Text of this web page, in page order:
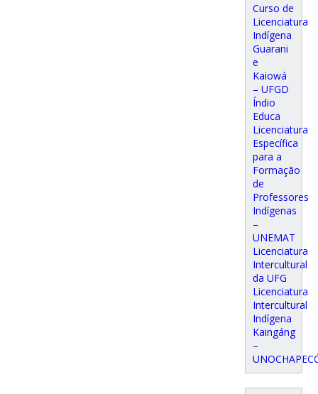
Curso de
Licenciatura
Indígena
Guarani
e
Kaiowá
– UFGD
Índio
Educa
Licenciatura
Específica
para a
Formação
de
Professores
Indígenas
–
UNEMAT
Licenciatura
Intercultural
da UFG
Licenciatura
Intercultural
Indígena
Kaingáng
–